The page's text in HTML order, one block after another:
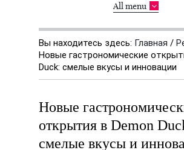
All menu
Вы находитесь здесь: Главная /
Новые гастрономические
Duck: смелые вкусы и инновации
Новые
открытия в Demon
смелые вкусы и